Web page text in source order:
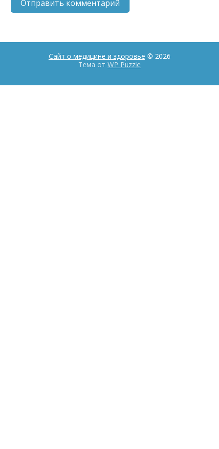
Сайт о медицине и здоровье © 2026
Тема от WP Puzzle